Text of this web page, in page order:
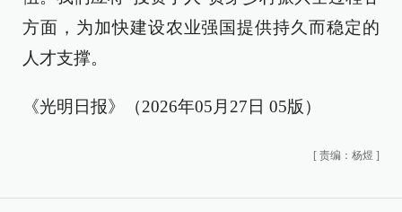
方面，为加快建设农业强国提供持久而稳定的
人才支撑。
《光明日报》（2026年05月27日 05版）
[ 责编：杨煜 ]